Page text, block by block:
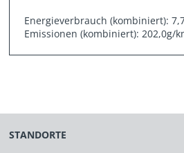
Energieverbrauch (kombiniert):
Emissionen (kombiniert): 202,0g/
STANDORTE